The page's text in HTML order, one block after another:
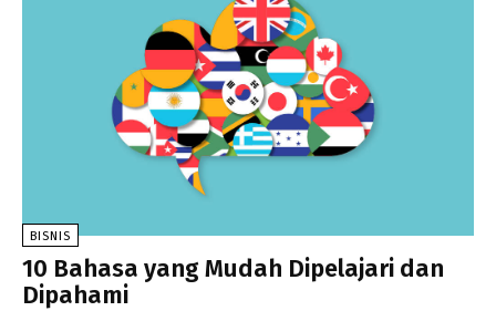
BISNIS
10 Bahasa yang Mudah Dipelajari dan
Dipahami